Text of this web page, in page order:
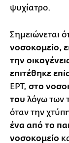
ψυχίατρο.
Σημειώνεται
νοσοκομείο,
την
επιτέθηκε
ΕΡΤ, στο
του λόγω των
όταν την
ένα από το
νοσοκομείο